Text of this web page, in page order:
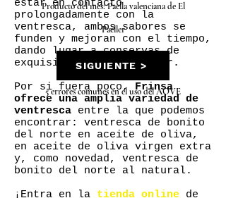
estar en contacto
prolongadamente con la
ventresca, ambos sabores se
funden y mejoran con el tiempo,
dando lugar a conservas de
exquisita calidad y sabor.
Por si fuera poco, Frinsa
ofrece una amplia variedad de
ventresca entre la que podemos
encontrar: ventresca de bonito
del norte en aceite de oliva,
en aceite de oliva virgen extra
y, como novedad, ventresca de
bonito del norte al natural.
¡Entra en la tienda online de
Producto del mes: Paella valenciana de El
Paeller
SIGUIENTE >
5 errores comunes en el uso del AOVE